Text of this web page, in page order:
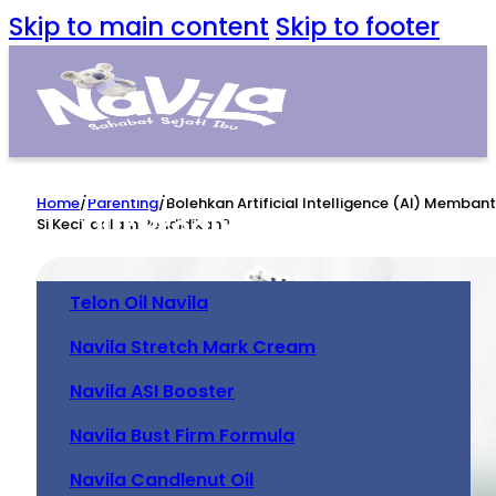
Skip to main content Skip to footer
Home
Our Product
Telon Oil Navila
Navila Stretch Mark Cream
Navila ASI Booster
Navila Bust Firm Formula
Navila Candlenut Oil
Home/Parenting/Bolehkan Artificial Intelligence (AI)
Si Kecil dalam Pendidikan?